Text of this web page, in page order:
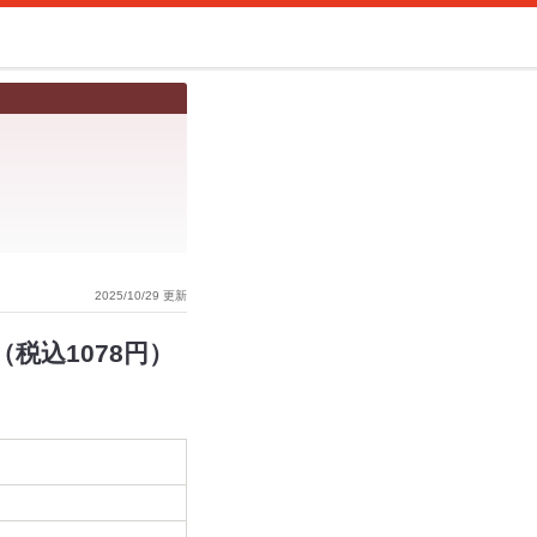
2025/10/29 更新
込1078円）